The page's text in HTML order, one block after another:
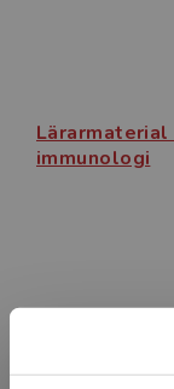
immunologi